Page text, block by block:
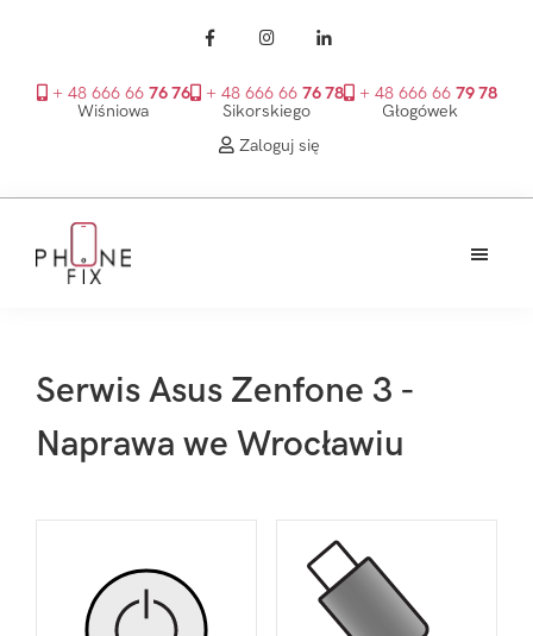
+ 48 666 66 76 76
Wiśniowa
+ 48 666 66 76 78
Sikorskiego
+ 48 666 66 79 78
Głogówek
Zaloguj się
głównego
Serwis Asus Zenfone 3 -
Naprawa we Wrocławiu